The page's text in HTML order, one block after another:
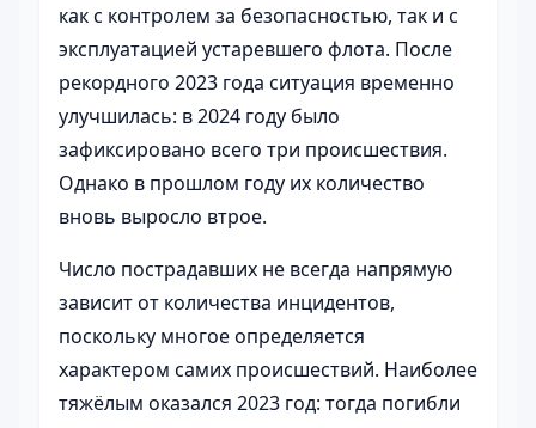
как с контролем за безопасностью, так и с
эксплуатацией устаревшего флота. После
рекордного 2023 года ситуация временно
улучшилась: в 2024 году было
зафиксировано всего три происшествия.
Однако в прошлом году их количество
вновь выросло втрое.
Число пострадавших не всегда напрямую
зависит от количества инцидентов,
поскольку многое определяется
характером самих происшествий. Наиболее
тяжёлым оказался 2023 год: тогда погибли